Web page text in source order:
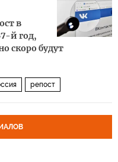
Ниццы)
патриархат
в
й год,
скоро будут
репост